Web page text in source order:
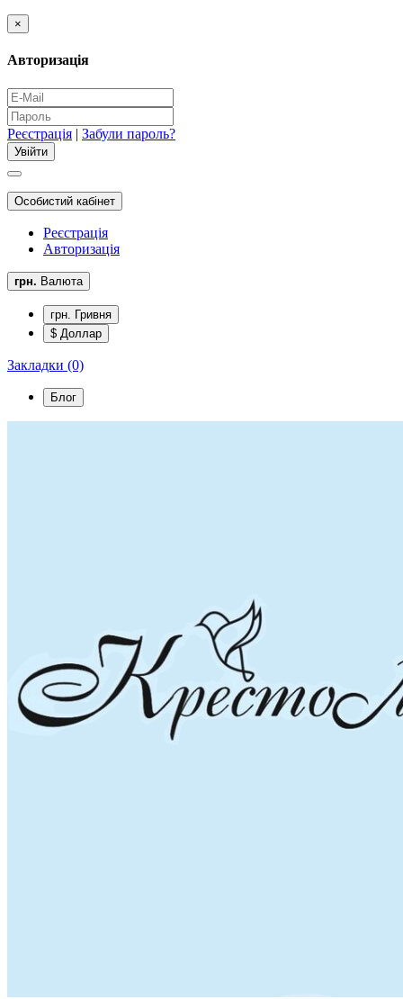
×
Авторизація
Реєстрація | Забули пароль?
Особистий кабінет
Реєстрація
Авторизація
грн. Валюта
грн. Гривня
$ Доллар
Закладки (0)
Блог